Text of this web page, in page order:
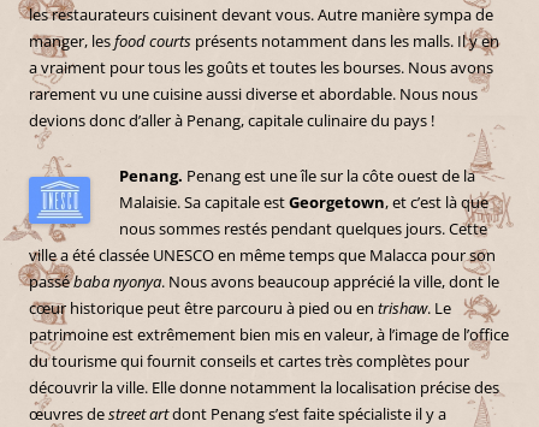
les restaurateurs cuisinent devant vous. Autre manière sympa de
manger, lesfood courts présents notamment dans les malls. Il y en
a vraiment pour tous les goûts et toutes les bourses. Nous avons
rarement vu une cuisine aussi diverse et abordable. Nous nous
devions donc d’aller à Penang, capitale culinaire du pays !
Penang. Penang est une île sur la côte ouest de la
Malaisie. Sa capitale estGeorgetown, et c’est là que
nous sommes restés pendant quelques jours. Cette
ville a été classée UNESCO en même temps que Malacca pour son
passébaba nyonya. Nous avons beaucoup apprécié la ville, dont le
cœur historique peut être parcouru à pied ou en trishaw. Le
patrimoine est extrêmement bien mis en valeur, à l’image de l’office
du tourisme qui fournit conseils et cartes très complètes pour
découvrir la ville. Elle donne notamment la localisation précise des
œuvres destreet artdont Penang s’est faite spécialiste il y a